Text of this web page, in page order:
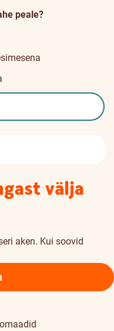
peale?
välja
aken. Kui soovid